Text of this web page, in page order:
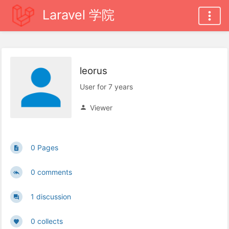
Laravel 学院
leorus
User for 7 years
Viewer
0 Pages
0 comments
1 discussion
0 collects